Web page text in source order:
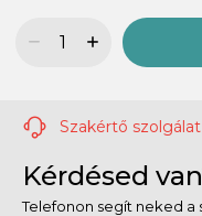
Szakértő szolgálat
Kérdésed
Telefonon segít neked